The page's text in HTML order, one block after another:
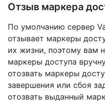
Отзыв маркера
По умолчанию сервер
отзывает маркеры
их жизни, поэтому вам
маркеры доступа
отозвать маркеры
завершения или сбоя
отозвать выданный